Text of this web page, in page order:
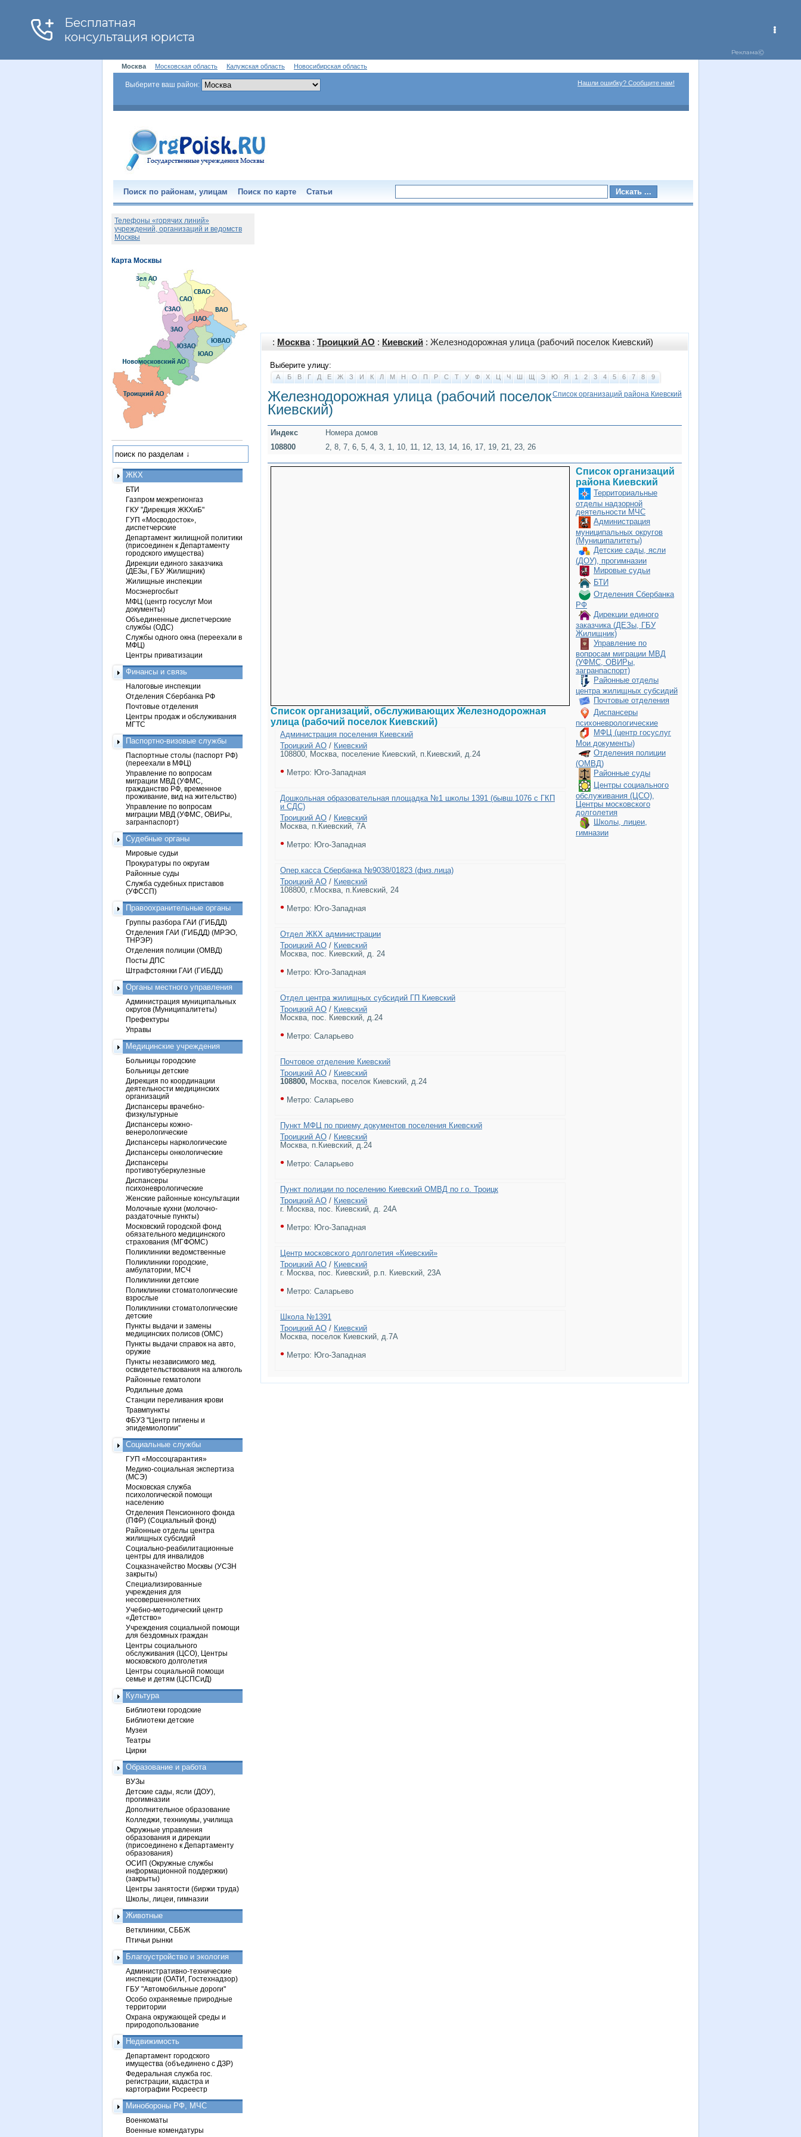
Москва Московская область Калужская область Новосибирская область
Выберите ваш район: Нашли ошибку? Сообщите нам!
Поиск по районам, улицам Поиск по карте Статьи
: Москва: Троицкий АО : Киевский : Железнодорожная улица (рабочий поселок Киевский)
Выберите улицу:
А Б В Г Д Е Ж З И К Л М Н О П Р С Т У Ф Х Ц Ч Ш Щ Э Ю Я 1 2 3 4 5 6 7 8 9
Список организаций района Киевский
Железнодорожная улица (рабочий поселок
Киевский)
Индекс
Номера домов
108800
2, 8, 7, 6, 5, 4, 3, 1, 10, 11, 12, 13, 14, 16, 17, 19, 21, 23, 26
Список организаций, обслуживающих Железнодорожная
улица (рабочий поселок Киевский)
Администрация поселения Киевский
Троицкий АО / Киевский
108800, Москва, поселение Киевский, п.Киевский, д.24
• Метро: Юго-Западная
Дошкольная образовательная площадка №1 школы 1391 (бывш.1076 с ГКП
и СДС)
Троицкий АО / Киевский
Москва, п.Киевский, 7А
• Метро: Юго-Западная
Опер.касса Сбербанка №9038/01823 (физ.лица)
Троицкий АО / Киевский
108800, г.Москва, п.Киевский, 24
• Метро: Юго-Западная
Отдел ЖКХ администрации
Троицкий АО / Киевский
Москва, пос. Киевский, д. 24
• Метро: Юго-Западная
Отдел центра жилищных субсидий ГП Киевский
Троицкий АО / Киевский
Москва, пос. Киевский, д.24
• Метро: Саларьево
Почтовое отделение Киевский
Троицкий АО / Киевский
108800, Москва, поселок Киевский, д.24
• Метро: Саларьево
Пункт МФЦ по приему документов поселения Киевский
Троицкий АО / Киевский
Москва, п.Киевский, д.24
• Метро: Саларьево
Пункт полиции по поселению Киевский ОМВД по г.о. Троицк
Троицкий АО / Киевский
г. Москва, пос. Киевский, д. 24А
• Метро: Юго-Западная
Центр московского долголетия «Киевский»
Троицкий АО / Киевский
г. Москва, пос. Киевский, р.п. Киевский, 23А
• Метро: Саларьево
Школа №1391
Троицкий АО / Киевский
Москва, поселок Киевский, д.7А
• Метро: Юго-Западная
Список организаций
района Киевский
Территориальные
отделы надзорной
деятельности МЧС
Администрация
муниципальных округов
(Муниципалитеты)
Детские сады, ясли
(ДОУ), прогимназии
Мировые судьи
БТИ
Отделения Сбербанка
РФ
Дирекции единого
заказчика (ДЕЗы, ГБУ
Жилищник)
Управление по
вопросам миграции МВД
(УФМС, ОВИРы,
загранпаспорт)
Районные отделы
центра жилищных субсидий
Почтовые отделения
Диспансеры
психоневрологические
МФЦ (центр госуслуг
Мои документы)
Отделения полиции
(ОМВД)
Районные суды
Центры социального
обслуживания (ЦСО),
Центры московского
долголетия
Школы, лицеи,
гимназии
Телефоны «горячих линий»
учреждений, организаций и ведомств
Москвы
ЖКХ
БТИ
Газпром межрегионгаз
ГКУ "Дирекция ЖКХиБ"
ГУП «Мосводосток»,
диспетчерские
Департамент жилищной политики
(присоединен к Департаменту
городского имущества)
Дирекции единого заказчика
(ДЕЗы, ГБУ Жилищник)
Жилищные инспекции
Мосэнергосбыт
МФЦ (центр госуслуг Мои
документы)
Объединенные диспетчерские
службы (ОДС)
Службы одного окна (переехали в
МФЦ)
Центры приватизации
Финансы и связь
Налоговые инспекции
Отделения Сбербанка РФ
Почтовые отделения
Центры продаж и обслуживания
МГТС
Паспортно-визовые службы
Паспортные столы (паспорт РФ)
(переехали в МФЦ)
Управление по вопросам
миграции МВД (УФМС,
гражданство РФ, временное
проживание, вид на жительство)
Управление по вопросам
миграции МВД (УФМС, ОВИРы,
загранпаспорт)
Судебные органы
Мировые судьи
Прокуратуры по округам
Районные суды
Служба судебных приставов
(УФССП)
Правоохранительные органы
Группы разбора ГАИ (ГИБДД)
Отделения ГАИ (ГИБДД) (МРЭО,
ТНРЭР)
Отделения полиции (ОМВД)
Посты ДПС
Штрафстоянки ГАИ (ГИБДД)
Органы местного управления
Администрация муниципальных
округов (Муниципалитеты)
Префектуры
Управы
Медицинские учреждения
Больницы городские
Больницы детские
Дирекция по координации
деятельности медицинских
организаций
Диспансеры врачебно-
физкультурные
Диспансеры кожно-
венерологические
Диспансеры наркологические
Диспансеры онкологические
Диспансеры
противотуберкулезные
Диспансеры
психоневрологические
Женские районные консультации
Молочные кухни (молочно-
раздаточные пункты)
Московский городской фонд
обязательного медицинского
страхования (МГФОМС)
Поликлиники ведомственные
Поликлиники городские,
амбулатории, МСЧ
Поликлиники детские
Поликлиники стоматологические
взрослые
Поликлиники стоматологические
детские
Пункты выдачи и замены
медицинских полисов (ОМС)
Пункты выдачи справок на авто,
оружие
Пункты независимого мед.
освидетельствования на алкоголь
Районные гематологи
Родильные дома
Станции переливания крови
Травмпункты
ФБУЗ "Центр гигиены и
эпидемиологии"
Социальные службы
ГУП «Моссоцгарантия»
Медико-социальная экспертиза
(МСЭ)
Московская служба
психологической помощи
населению
Отделения Пенсионного фонда
(ПФР) (Социальный фонд)
Районные отделы центра
жилищных субсидий
Социально-реабилитационные
центры для инвалидов
Соцказначейство Москвы (УСЗН
закрыты)
Специализированные
учреждения для
несовершеннолетних
Учебно-методический центр
«Детство»
Учреждения социальной помощи
для бездомных граждан
Центры социального
обслуживания (ЦСО), Центры
московского долголетия
Центры социальной помощи
семье и детям (ЦСПСиД)
Культура
Библиотеки городские
Библиотеки детские
Музеи
Театры
Цирки
Образование и работа
ВУЗы
Детские сады, ясли (ДОУ),
прогимназии
Дополнительное образование
Колледжи, техникумы, училища
Окружные управления
образования и дирекции
(присоединено к Департаменту
образования)
ОСИП (Окружные службы
информационной поддержки)
(закрыты)
Центры занятости (биржи труда)
Школы, лицеи, гимназии
Животные
Ветклиники, СББЖ
Птичьи рынки
Благоустройство и экология
Административно-технические
инспекции (ОАТИ, Гостехнадзор)
ГБУ "Автомобильные дороги"
Особо охраняемые природные
территории
Охрана окружающей среды и
природопользование
Недвижимость
Департамент городского
имущества (объединено с ДЗР)
Федеральная служба гос.
регистрации, кадастра и
картографии Росреестр
Минобороны РФ, МЧС
Военкоматы
Военные комендатуры